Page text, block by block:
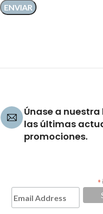
Únase a
las últimas
promociones.
*